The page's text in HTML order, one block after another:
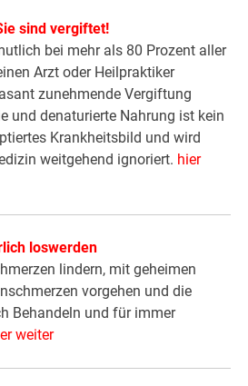
sind vergiftet!
bei mehr als 80 Prozent aller
Arzt oder Heilpraktiker
zunehmende Vergiftung
und denaturierte Nahrung ist kein
Krankheitsbild und wird
weitgehend ignoriert. hier
loswerden
lindern, mit geheimen
vorgehen und die
Behandeln und für immer
weiter